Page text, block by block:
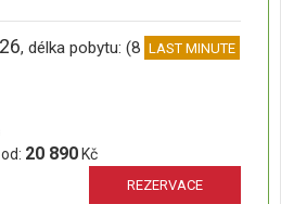
, délka pobytu: (8 dní)LAST MINUTE
20 890 Kč
REZERVACE